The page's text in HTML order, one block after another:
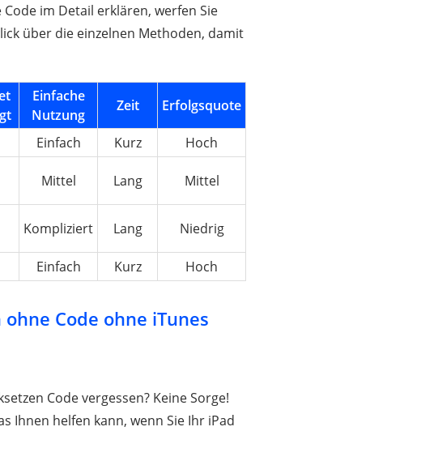
im Detail erklären, werfen Sie
über die einzelnen Methoden, damit
Einfache
Nutzung
Zeit Erfolgsquote
Einfach Kurz Hoch
Mittel Lang Mittel
Kompliziert Lang Niedrig
Einfach Kurz Hoch
Code ohne iTunes
Code vergessen? Keine Sorge!
Ihnen helfen kann, wenn Sie Ihr iPad